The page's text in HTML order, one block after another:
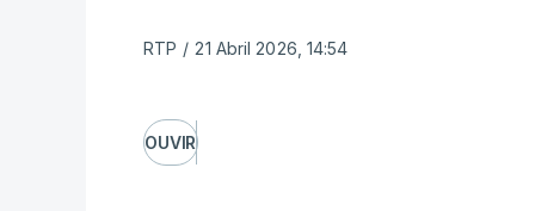
RTP / 21 Abril 2026, 14:54
OUVIR